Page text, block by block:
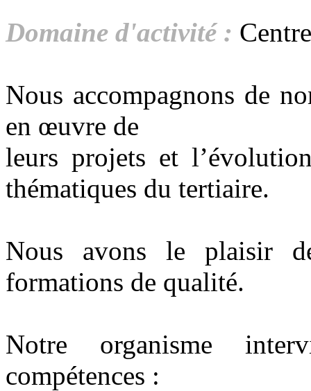
Domaine d'activité :
Nous accompagnons de
en œuvre de
leurs projets et
thématiques du tertiaire.
Nous avons le plaisir
formations de qualité.
Notre organisme
compétences :